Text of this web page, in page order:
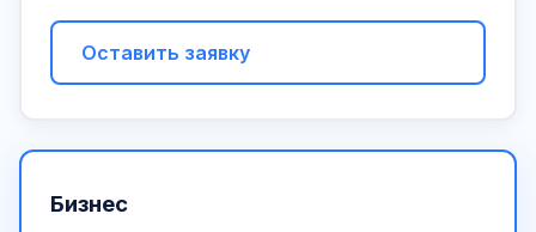
Оставить заявку
Бизнес